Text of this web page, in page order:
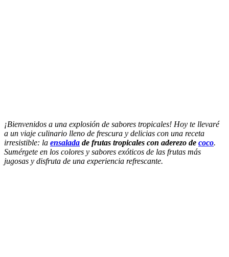
¡Bienvenidos a una explosión de sabores tropicales! Hoy te llevaré
a un viaje culinario lleno de frescura y delicias con una receta
irresistible: la ensalada de frutas tropicales con aderezo de coco.
Sumérgete en los colores y sabores exóticos de las frutas más
jugosas y disfruta de una experiencia refrescante.